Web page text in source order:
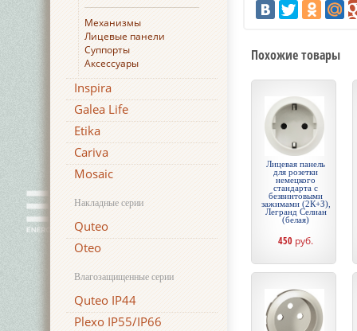
Механизмы
Лицевые панели
Суппорты
Аксессуары
Inspira
Galea Life
Etika
Cariva
Mosaic
Накладные серии
Quteo
Oteo
Влагозащищенные серии
Quteo IP44
Plexo IP55/IP66
Похожие товары
Лицевая панель
для розетки
немецкого
стандарта с
безвинтовыми
зажимами (2К+З),
Легранд Селиан
(белая)
450 руб.